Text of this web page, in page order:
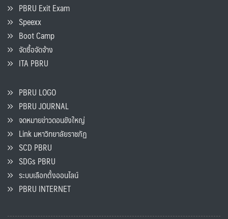
PBRU Exit Exam
Speexx
Boot Camp
จัดซื้อจัดจ้าง
ITA PBRU
PBRU LOGO
PBRU JOURNAL
จดหมายข่าวดอนขังใหญ่
Link มหาวิทยาลัยราชภัฏ
SCD PBRU
SDGs PBRU
ระบบเลือกตั้งออนไลน์
PBRU INTERNET